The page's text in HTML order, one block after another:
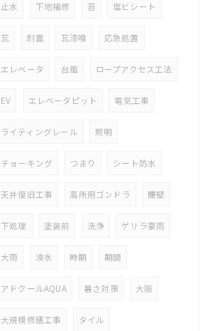
止水 下地補修 苔 塩ビシート
瓦 耐震 瓦漆喰 応急処置
エレベータ 台風 ロープアクセス工法
EV エレベータピット 電気工事
ライティングレール 照明
チョーキング つまり シート防水
天井復旧工事 高所用ゴンドラ 腰壁
下処理 塗装前 洗浄 ゲリラ豪雨
大雨 浸水 時期 期間
アドクールAQUA 暑さ対策 大阪
大規模修繕工事 タイル